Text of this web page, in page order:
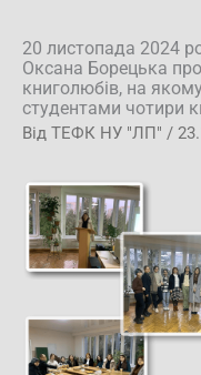
20 листопада 2024
Оксана Борецька
книголюбів, на
студентами чотири
Від ТЕФК НУ "ЛП" /